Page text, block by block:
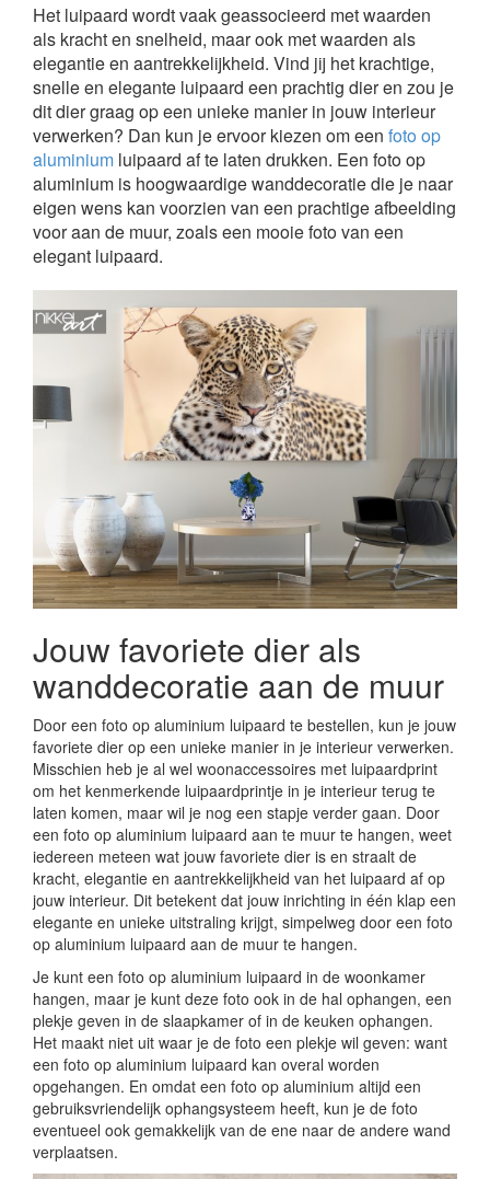
Het luipaard wordt vaak geassocieerd met waarden
als kracht en snelheid, maar ook met waarden als
elegantie en aantrekkelijkheid. Vind jij het krachtige,
snelle en elegante luipaard een prachtig dier en zou je
dit dier graag op een unieke manier in jouw interieur
verwerken? Dan kun je ervoor kiezen om een foto op
aluminium luipaard af te laten drukken. Een foto op
aluminium is hoogwaardige wanddecoratie die je naar
eigen wens kan voorzien van een prachtige afbeelding
voor aan de muur, zoals een mooie foto van een
elegant luipaard.
Jouw favoriete dier als
wanddecoratie aan de muur
Door een foto op aluminium luipaard te bestellen, kun je jouw
favoriete dier op een unieke manier in je interieur verwerken.
Misschien heb je al wel woonaccessoires met luipaardprint
om het kenmerkende luipaardprintje in je interieur terug te
laten komen, maar wil je nog een stapje verder gaan. Door
een foto op aluminium luipaard aan te muur te hangen, weet
iedereen meteen wat jouw favoriete dier is en straalt de
kracht, elegantie en aantrekkelijkheid van het luipaard af op
jouw interieur. Dit betekent dat jouw inrichting in één klap een
elegante en unieke uitstraling krijgt, simpelweg door een foto
op aluminium luipaard aan de muur te hangen.
Je kunt een foto op aluminium luipaard in de woonkamer
hangen, maar je kunt deze foto ook in de hal ophangen, een
plekje geven in de slaapkamer of in de keuken ophangen.
Het maakt niet uit waar je de foto een plekje wil geven: want
een foto op aluminium luipaard kan overal worden
opgehangen. En omdat een foto op aluminium altijd een
gebruiksvriendelijk ophangsysteem heeft, kun je de foto
eventueel ook gemakkelijk van de ene naar de andere wand
verplaatsen.